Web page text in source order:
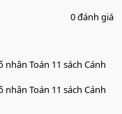
0 đánh giá
nhân Toán 11 sách Cánh
nhân Toán 11 sách Cánh